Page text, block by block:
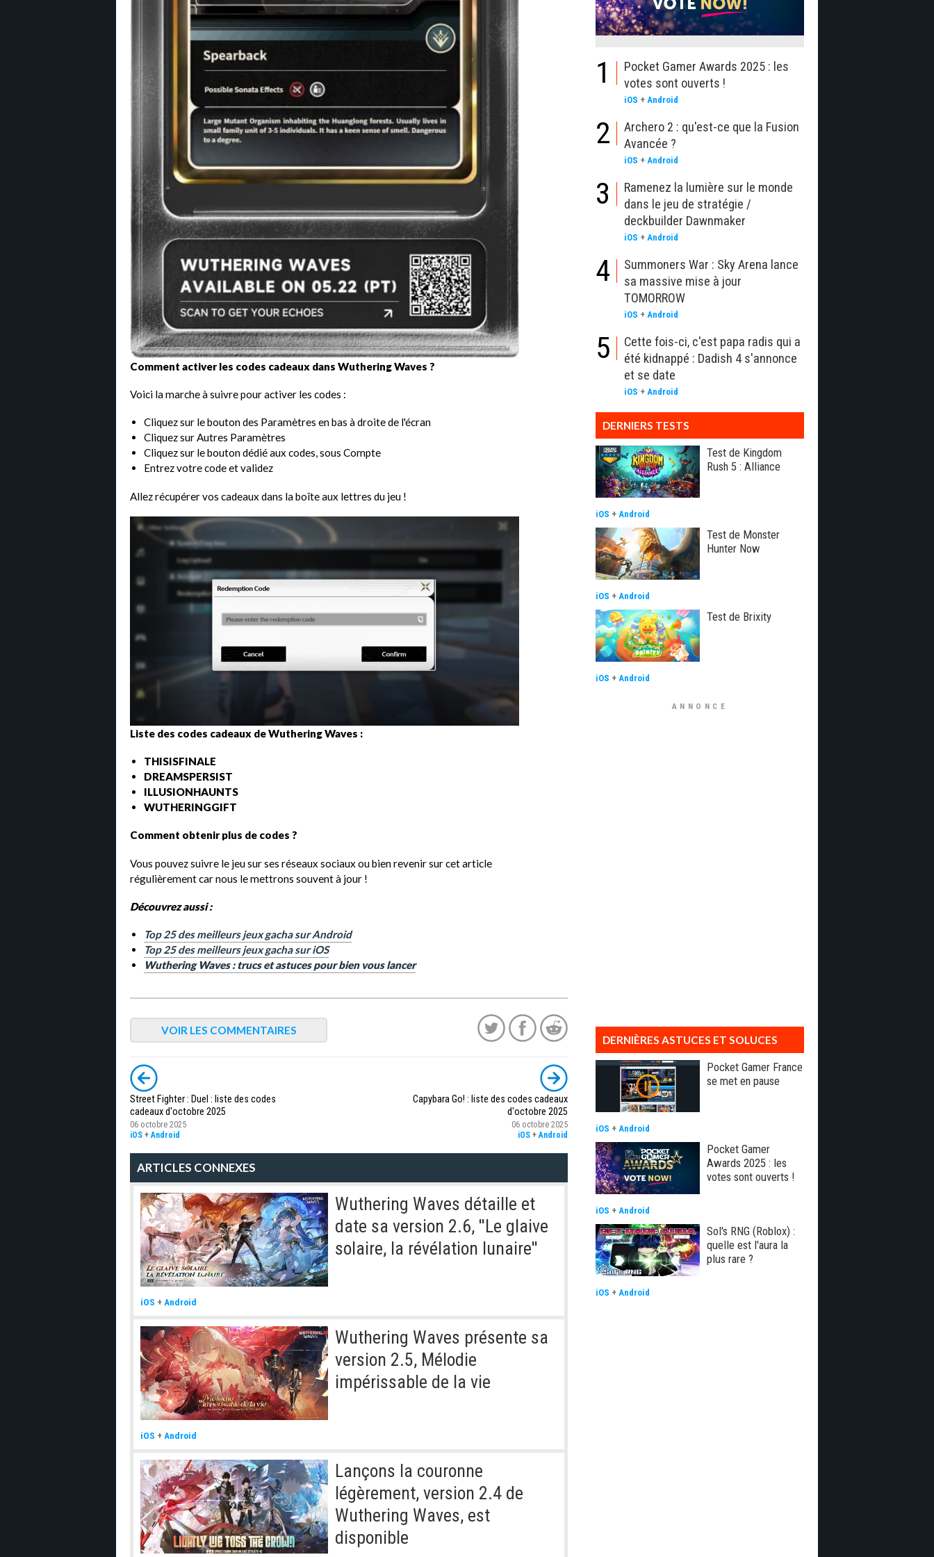
Comment activer les codes cadeaux dans Wuthering Waves ?
Voici la marche à suivre pour activer les codes :
Cliquez sur le bouton des Paramètres en bas à droite de l'écran
Cliquez sur Autres Paramètres
Cliquez sur le bouton dédié aux codes, sous Compte
Entrez votre code et validez
Allez récupérer vos cadeaux dans la boîte aux lettres du jeu !
Liste des codes cadeaux de Wuthering Waves :
THISISFINALE
DREAMSPERSIST
ILLUSIONHAUNTS
WUTHERINGGIFT
Comment obtenir plus de codes ?
Vous pouvez suivre le jeu sur ses réseaux sociaux ou bien revenir sur cet article
régulièrement car nous le mettrons souvent à jour !
Découvrez aussi :
Top 25 des meilleurs jeux gacha sur Android
Top 25 des meilleurs jeux gacha sur iOS
Wuthering Waves : trucs et astuces pour bien vous lancer
VOIR LES COMMENTAIRES
Street Fighter : Duel : liste des codes
cadeaux d'octobre 2025
06 octobre 2025
iOS +Android
Capybara Go! : liste des codes cadeaux
d'octobre 2025
06 octobre 2025
iOS +Android
ARTICLES CONNEXES
Wuthering Waves détaille et
date sa version 2.6, ''Le glaive
solaire, la révélation lunaire''
iOS +Android
Wuthering Waves présente sa
version 2.5, Mélodie
impérissable de la vie
iOS +Android
Lançons la couronne
légèrement, version 2.4 de
Wuthering Waves, est
disponible
1
Pocket Gamer Awards 2025 : les
votes sont ouverts !
iOS + Android
2
Archero 2 : qu'est-ce que la Fusion
Avancée ?
iOS + Android
3
Ramenez la lumière sur le monde
dans le jeu de stratégie /
deckbuilder Dawnmaker
iOS + Android
4
Summoners War : Sky Arena lance
sa massive mise à jour
TOMORROW
iOS + Android
5
Cette fois-ci, c'est papa radis qui a
été kidnappé : Dadish 4 s'annonce
et se date
iOS + Android
DERNIERS TESTS
Test de Kingdom
Rush 5 : Alliance
iOS + Android
Test de Monster
Hunter Now
iOS + Android
Test de Brixity
iOS + Android
ANNONCE
DERNIÈRES ASTUCES ET SOLUCES
Pocket Gamer France
se met en pause
iOS + Android
Pocket Gamer
Awards 2025 : les
votes sont ouverts !
iOS + Android
Sol's RNG (Roblox) :
quelle est l'aura la
plus rare ?
iOS + Android